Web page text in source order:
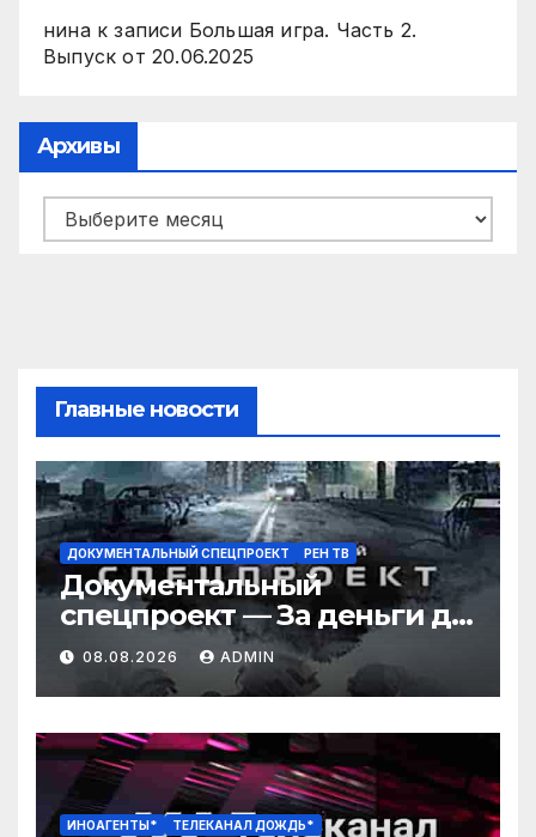
нинак записи Большая игра. Часть 2.
Выпуск от 20.06.2025
Архивы
Архивы
Главные новости
ДОКУМЕНТАЛЬНЫЙ СПЕЦПРОЕКТ РЕН ТВ
Документальный
спецпроект — За деньги да:
как зарабатывают звезды?
(08.08.2026)
08.08.2026 ADMIN
ИНОАГЕНТЫ* ТЕЛЕКАНАЛ ДОЖДЬ*